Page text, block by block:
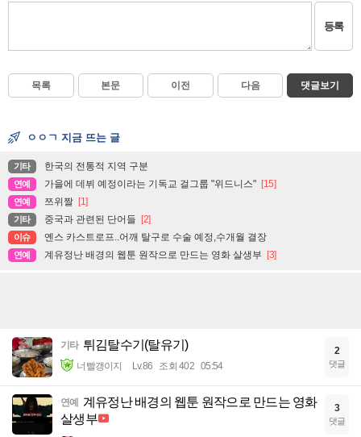
등록
목록 본문 이전 다음 댓글보기
ㅇㅇㄱ 지금 뜨는 글
기타 한국의 전통적 지역 구분
연예 가을에 데뷔 예정이라는 기독교 걸그룹 "위드니스" [15]
연예 쯔위짤 [1]
기타 중국과 관련된 단어들 [2]
이슈 옌스 카스트로프..어깨 탈구로 수술 예정,수개월 결장
연예 계유정난 배경의 웹툰 원작으로 만드는 영화 살생부 [3]
기타 튀김탈수기(탈유기)
너빨갱이지 Lv.86 조회 402 05:54
2
댓글
연예
계유정난 배경의 웹툰 원작으로 만드는 영화
살생부
3
댓글